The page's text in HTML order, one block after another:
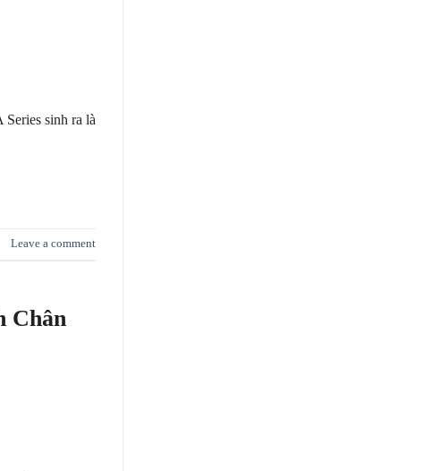
sinh ra là
Leave a comment
Chân